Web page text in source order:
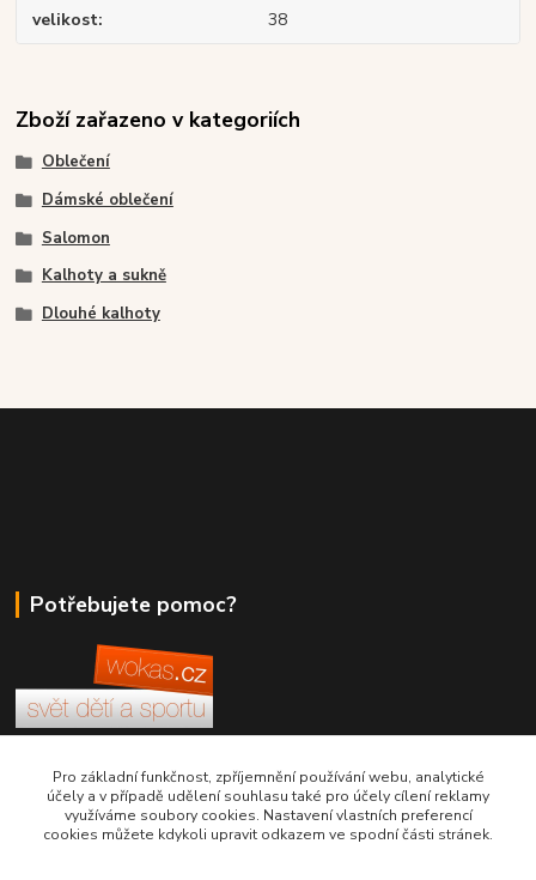
velikost 38
Zboží zařazeno v kategoriích
Oblečení
Dámské oblečení
Salomon
Kalhoty a sukně
Dlouhé kalhoty
Potřebujete pomoc?
+420 380 830 198
wokas.online@yahoo.cz
Pro základní funkčnost, zpříjemnění používání webu, analytické
účely a v případě udělení souhlasu také pro účely cílení reklamy
využíváme soubory cookies. Nastavení vlastních preferencí
cookies můžete kdykoli upravit odkazem ve spodní části stránek.